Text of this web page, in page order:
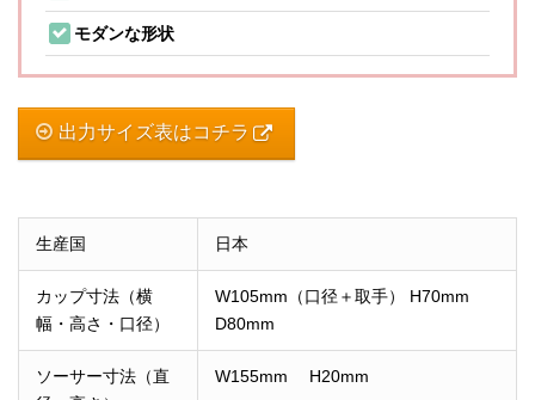
モダンな形状
出力サイズ表はコチラ
生産国 日本
カップ寸法（横
幅・高さ・口径）
W105mm（口径＋取手） H70mm
D80mm
ソーサー寸法（直
W155mm H20mm